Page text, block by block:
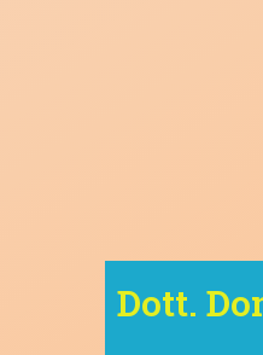
Dott.